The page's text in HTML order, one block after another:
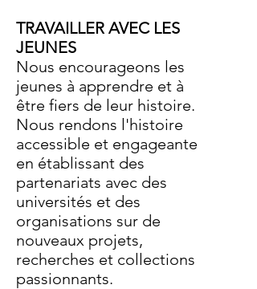
TRAVAILLER AVEC LES
JEUNES
Nous encourageons les
jeunes à apprendre et à
être fiers de leur histoire.
Nous rendons l'histoire
accessible et engageante
en établissant des
partenariats avec des
universités et des
organisations sur de
nouveaux projets,
recherches et collections
passionnants.